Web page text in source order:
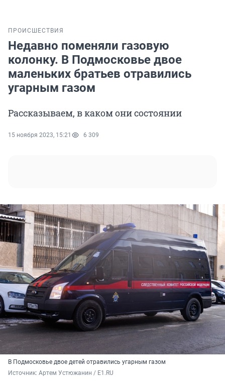
ПРОИСШЕСТВИЯ
Недавно поменяли газовую
колонку. В Подмосковье двое
маленьких братьев отравились
угарным газом
Рассказываем, в каком они состоянии
15 ноября 2023, 15:21 6 309
В Подмосковье двое детей отравились угарным газом
Источник: Артем Устюжанин / E1.RU